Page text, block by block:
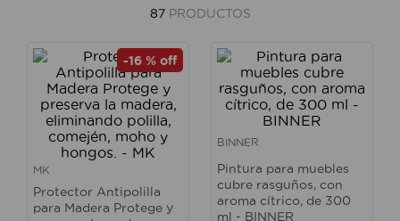
87 PRODUCTOS
-16 % off
MK
Protector Antipolilla
para Madera Protege y
BINNER
Pintura para muebles
cubre rasguños, con
aroma cítrico, de 300
ml - BINNER
.
escritorio
cerradura
aspiradora
fregadero
taladro